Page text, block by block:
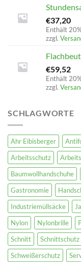
€37,20
Enthält
zzgl.
€59,52
Enthält
zzgl.
SCHLAGWORTE
Ahr Eibisberger
Arbeitsschutz
Baumwollhandschuhe
Gastronomie
Industriemüllsäcke
Nylon
Nylonbrille
Schnitt
Schnittschutz
Schweißerschutz